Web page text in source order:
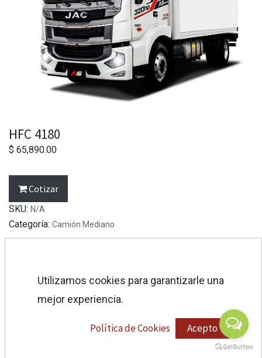
HFC 4180
$ 65,890.00
Cotizar
SKU: N/A
Categoría: Camión Mediano
Utilizamos cookies para garantizarle una
mejor experiencia.
Política de Cookies Acepto